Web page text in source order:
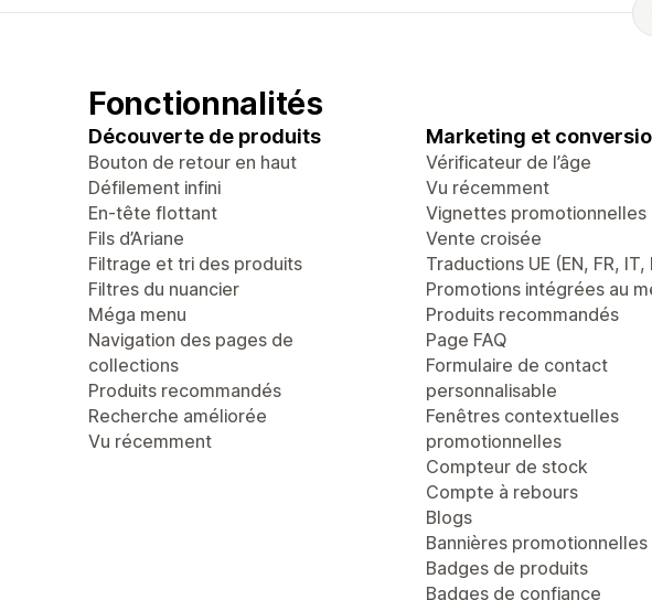
Fonctionnalités
Découverte de produits
Bouton de retour en haut
Défilement infini
En-tête flottant
Fils d’Ariane
Filtrage et tri des produits
Filtres du nuancier
Méga menu
Navigation des pages de
collections
Produits recommandés
Recherche améliorée
Vu récemment
Marketing et
Vérificateur de l’âge
Vu récemment
Vignettes promotionnelles
Vente croisée
Traductions UE (EN, FR, IT,
Promotions intégrées au
Produits recommandés
Page FAQ
Formulaire de contact
personnalisable
Fenêtres contextuelles
promotionnelles
Compteur de stock
Compte à rebours
Blogs
Bannières promotionnelles
Badges de produits
Badges de confiance